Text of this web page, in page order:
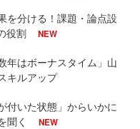
を分ける！課題・論点設
役割
NEW
年はボーナスタイム」山
キルアップ
付いた状態」からいかに
聞く
NEW